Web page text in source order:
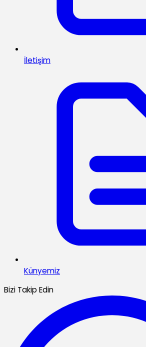
İletişim
Künyemiz
Bizi Takip Edin